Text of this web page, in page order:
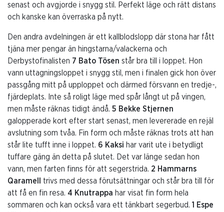
senast och avgjorde i snygg stil. Perfekt läge och rätt distans
och kanske kan överraska på nytt.
Den andra avdelningen är ett kallblodslopp där stona har fått
tjäna mer pengar än hingstarna/valackerna och
Derbystofinalisten 7 Bato Tösen står bra till i loppet. Hon
vann uttagningsloppet i snygg stil, men i finalen gick hon över
passgång mitt på upploppet och därmed försvann en tredje-,
fjärdeplats. Inte så roligt läge med spår långt ut på vingen,
men måste räknas tidigt ändå. 5 Bekke Stjernen
galopperade kort efter start senast, men levererade en rejäl
avslutning som tvåa. Fin form och måste räknas trots att han
står lite tufft inne i loppet. 6 Kaksi har varit ute i betydligt
tuffare gäng än detta på slutet. Det var länge sedan hon
vann, men farten finns för att segerstrida. 2 Hammarns
Qaramell
trivs med dessa förutsättningar och står bra till för
att få en fin resa. 4 Knutrappa har visat fin form hela
sommaren och kan också vara ett tänkbart segerbud. 1 Espe